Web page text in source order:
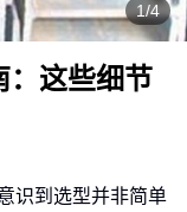
1/4
：这些细节
识到选型并非简单